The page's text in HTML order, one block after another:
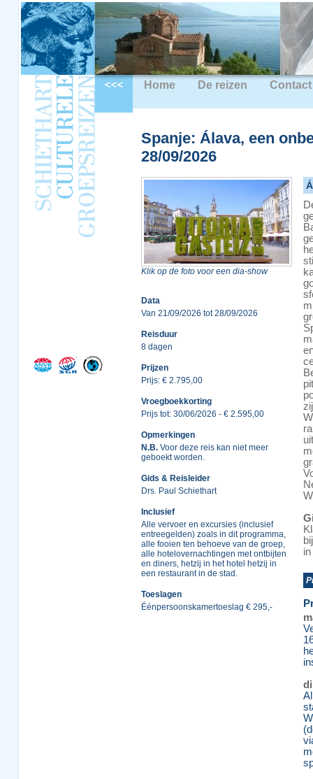
Home De reizen Contact
Spanje: Álava, een
28/09/2026
Klik op de foto voor een dia-show
Data
Van 21/09/2026 tot 28/09/2026
Reisduur
8 dagen
Prijzen
Prijs: € 2.795,00
Vroegboekkorting
Prijs tot: 30/06/2026 - € 2.595,00
Opmerkingen
N.B. Voor deze reis kan niet meer
geboekt worden.
Gids & Reisleider
Drs. Paul Schiethart
Inclusief
Alle vervoer en excursies (inclusief
entreegelden) zoals in dit programma,
alle fooien ten behoeve van de groep,
alle hotelovernachtingen met ontbijten
en diners, hetzij in het hotel hetzij in
een restaurant in de stad.
Toeslagen
Éénpersoonskamertoeslag € 295,-